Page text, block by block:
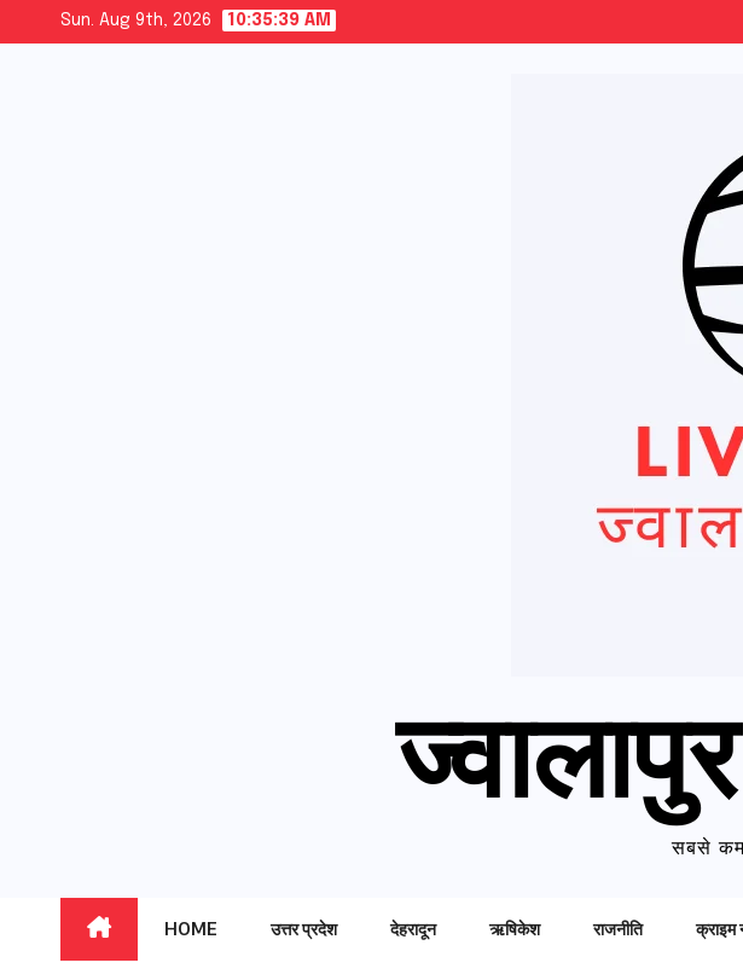
Sun. Aug 9th, 2026 10:35:41 AM
सबसे
HOME उत्तर प्रदेश देहरादून ऋषिकेश राजनीति क्राइम